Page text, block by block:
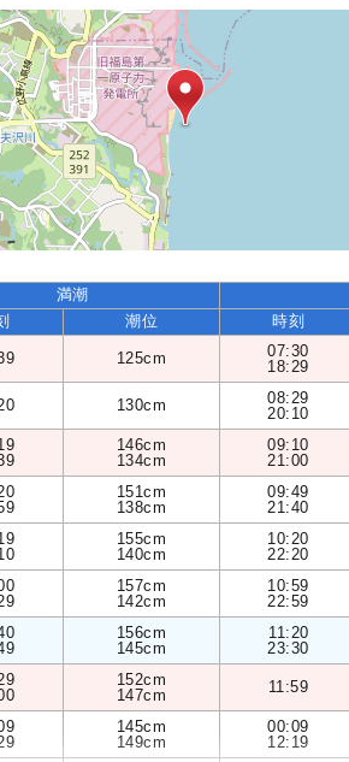
満潮
潮位 時刻
125cm
07:30
18:29
130cm
08:29
20:10
146cm
134cm
09:10
21:00
151cm
138cm
09:49
21:40
155cm
140cm
10:20
22:20
157cm
142cm
10:59
22:59
156cm
145cm
11:20
23:30
152cm
147cm
11:59
145cm
149cm
00:09
12:19